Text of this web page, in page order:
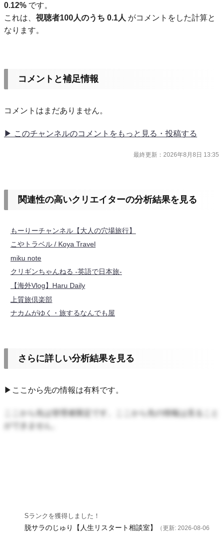
0.12% です。
これは、 視聴者100人のうち 0.1人 がコメントをした計算と
なります。
コメントと補足情報
コメントはまだありません。
▶ このチャンネルのコメントをもっと見る・投稿する
最終更新：2026年8月8日 13:35
関連性の高いクリエイターの分析結果を見る
もーりーチャンネル【大人の穴場旅行】
こやトラベル / Koya Travel
miku note
クリギンちゃんねる -英語で日本旅-
【海外Vlog】Haru Daily
上質旅倶楽部
ナカムがゆく・旅するなんでも屋
さらに詳しい分析結果を見る
▶ここから先の情報は有料です。
ここから先は管理者限定です。ここから先の情報は見ること
ができません。
Sランクを獲得しました！
脱サラのじゅり【人生リスタート相談室】
（更新: 2026-08-06